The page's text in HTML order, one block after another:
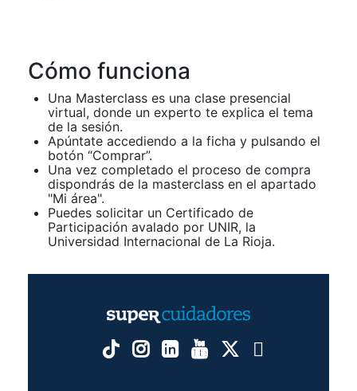
Cómo funciona
Una Masterclass es una clase presencial
virtual, donde un experto te explica el tema
de la sesión.
Apúntate accediendo a la ficha y pulsando el
botón “Comprar”.
Una vez completado el proceso de compra
dispondrás de la masterclass en el apartado
"Mi área".
Puedes solicitar un Certificado de
Participación avalado por UNIR, la
Universidad Internacional de La Rioja.